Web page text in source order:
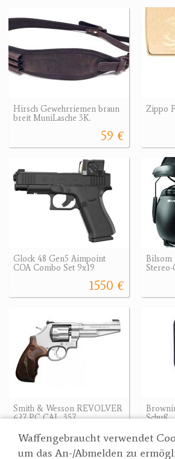
Waffengebraucht verwendet
um das An-/Abmelden zu
Hirsch Gewehrriemen braun
breit MuniLasche 3K.
59 €
Zippo
Glock 48 Gen5 Aimpoint
COA Combo Set 9x19
1550 €
Bilsom
Stereo-
Smith & Wesson REVOLVER
627 PC CAL. 357
2875 €
Schuß